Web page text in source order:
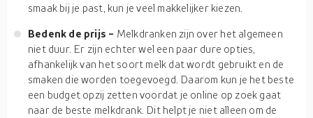
smaak bij je past, kun je veel makkelijker kiezen.
Bedenk de prijs - Melkdranken zijn over het algemeen
niet duur. Er zijn echter wel een paar dure opties,
afhankelijk van het soort melk dat wordt gebruikt en de
smaken die worden toegevoegd. Daarom kun je het beste
een budget opzij zetten voordat je online op zoek gaat
naar de beste melkdrank. Dit helpt je niet alleen om de